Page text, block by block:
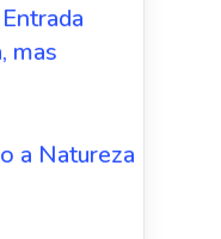
mas
a Natureza